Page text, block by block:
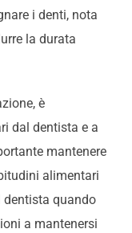
i denti, nota
la durata
è
dal dentista e a
mantenere
alimentari
dentista quando
a mantenersi